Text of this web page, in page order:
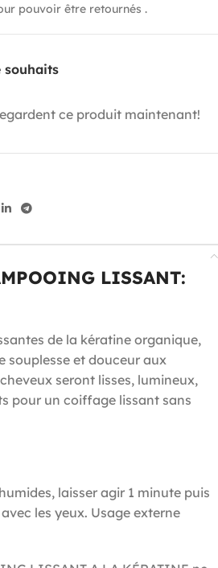
pouvoir être retournés .
souhaits
ce produit maintenant!
LISSANT:
de la kératine organique,
souplesse et douceur aux
seront lisses, lumineux,
pour un coiffage lissant sans
laisser agir 1 minute puis
les yeux. Usage externe